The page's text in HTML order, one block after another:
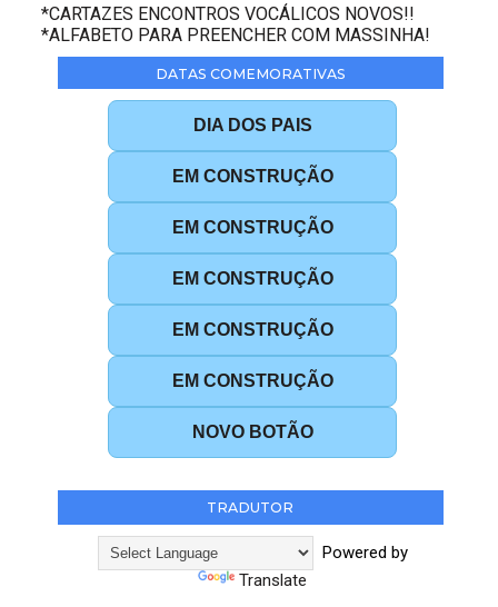
*CARTAZES ENCONTROS VOCÁLICOS NOVOS!!
*ALFABETO PARA PREENCHER COM MASSINHA!
DATAS COMEMORATIVAS
DIA DOS PAIS
EM CONSTRUÇÃO
EM CONSTRUÇÃO
EM CONSTRUÇÃO
EM CONSTRUÇÃO
EM CONSTRUÇÃO
NOVO BOTÃO
TRADUTOR
Powered by
Translate